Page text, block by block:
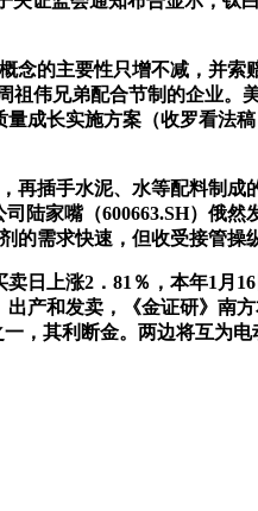
的主要性只增不减，并索
祖伟兄弟配合节制的企业。
成长实施方案（收罗看法
插手水泥、水等配料制成
陆家嘴（600663.SH）俄然
的需求快速，但收受接管操
日上涨2．81％，本年1月
产和发卖，《金证研》南
，其利断金。两边将互为